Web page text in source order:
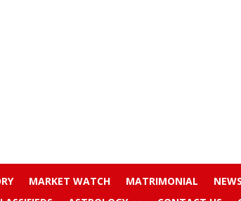
MARKET WATCH MATRIMONIAL NEWS